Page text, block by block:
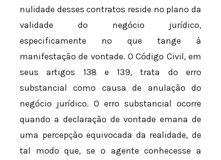
nulidade desses contratos reside no plano da
validade do negócio jurídico,
especificamente no que tange à
manifestação de vontade. O Código Civil, em
seus artigos 138 e 139, trata do erro
substancial como causa de anulação do
negócio jurídico. O erro substancial ocorre
quando a declaração de vontade emana de
uma percepção equivocada da realidade, de
tal modo que, se o agente conhecesse a